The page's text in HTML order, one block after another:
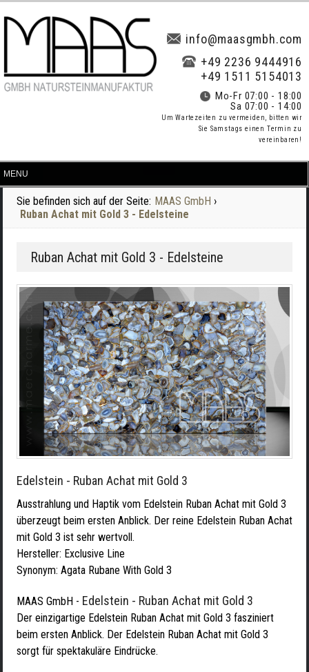
info@maasgmbh.com
+49 2236 9444916
+49 1511 5154013
Mo-Fr 07:00 - 18:00
Sa 07:00 - 14:00
Um Wartezeiten zu vermeiden, bitten wir
Sie Samstags einen Termin zu
vereinbaren!
Sie befinden sich auf der Seite: MAAS GmbH ›
Ruban Achat mit Gold 3 - Edelsteine
Ruban Achat mit Gold 3 - Edelsteine
Edelstein - Ruban Achat mit Gold 3
Ausstrahlung und Haptik vom Edelstein Ruban Achat mit Gold 3
überzeugt beim ersten Anblick. Der reine Edelstein Ruban Achat
mit Gold 3 ist sehr wertvoll.
Hersteller: Exclusive Line
Synonym: Agata Rubane With Gold 3
MAAS GmbH - Edelstein - Ruban Achat mit Gold 3
Der einzigartige Edelstein Ruban Achat mit Gold 3 fasziniert
beim ersten Anblick. Der Edelstein Ruban Achat mit Gold 3
sorgt für spektakuläre Eindrücke.